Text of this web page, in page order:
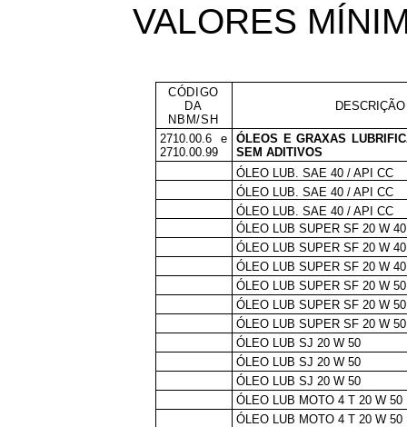
VALORES
CÓDIGO
DA
NBM/SH
DESCRIÇÃO
2710.00.6 e
2710.00.99
ÓLEOS E GRAXAS
SEM ADITIVOS
ÓLEO LUB. SAE 40 / API CC
ÓLEO LUB.SAE 40 / API CC
ÓLEO LUB. SAE 40 / API CC
ÓLEO LUB SUPER SF 20 W 40
ÓLEO LUB SUPER SF 20 W 40
ÓLEO LUB SUPER SF 20 W 40
ÓLEO LUB SUPER SF 20 W 50
ÓLEO LUB SUPER SF 20 W 50
ÓLEO LUB SUPER SF 20 W 50
ÓLEO LUB SJ 20 W 50
ÓLEO LUB SJ 20 W 50
ÓLEO LUB SJ 20 W 50
ÓLEO LUB MOTO 4 T 20 W 50
ÓLEO LUB MOTO 4 T 20 W 50